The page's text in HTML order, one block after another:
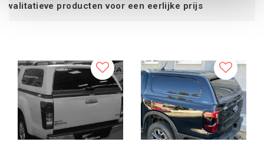
een eerlijke prijs Service na